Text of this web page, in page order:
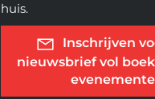
huis.
Inschrijven
nieuwsbrief vol